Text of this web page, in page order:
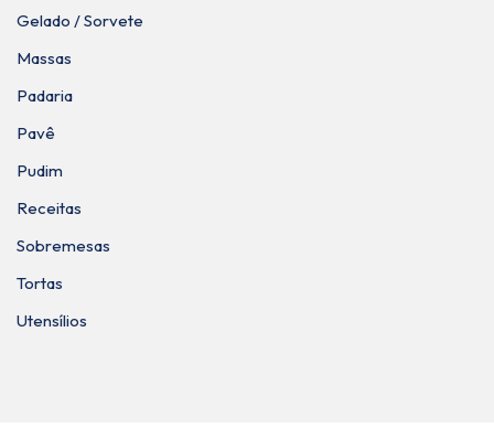
Gelado / Sorvete
Massas
Padaria
Pavê
Pudim
Receitas
Sobremesas
Tortas
Utensílios